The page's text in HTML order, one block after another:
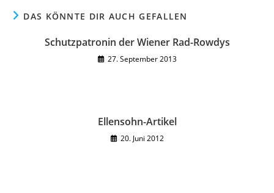
DAS KÖNNTE DIR AUCH GEFALLEN
Schutzpatronin der Wiener Rad-Rowdys
27. September 2013
Ellensohn-Artikel
20. Juni 2012